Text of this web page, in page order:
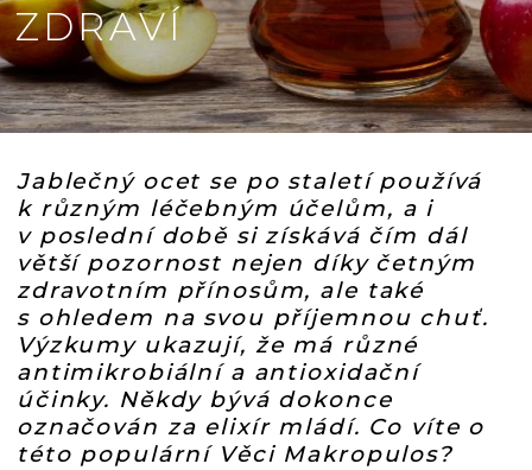
ZDRAVÍ
Jablečný ocet se po staletí používá
k různým léčebným účelům, a i
v poslední době si získává čím dál
větší pozornost nejen díky četným
zdravotním přínosům, ale také
s ohledem na svou příjemnou chuť.
Výzkumy ukazují, že má různé
antimikrobiální a antioxidační
účinky. Někdy bývá dokonce
označován za elixír mládí. Co víte o
této populární Věci Makropulos?